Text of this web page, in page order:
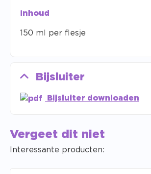
Inhoud
150 ml per flesje
Bijsluiter
Bijsluiter downloaden
Vergeet dit niet
Interessante producten: